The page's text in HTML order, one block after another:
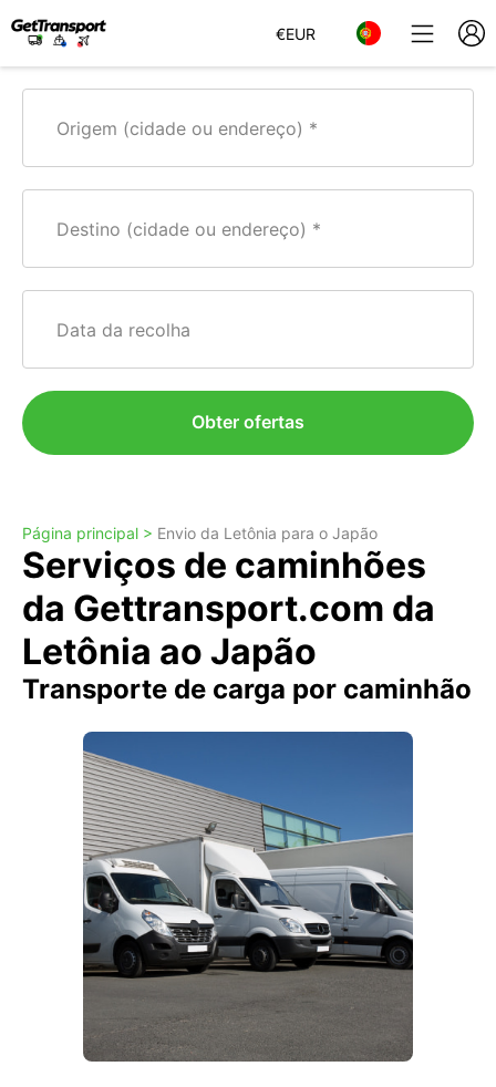
€EUR
Origem (cidade ou endereço)
Destino (cidade ou endereço)
Data da recolha
Obter ofertas
Página principal > Envio da Letônia para o Japão
Serviços de caminhões
da Gettransport.com da
Letônia ao Japão
Transporte de carga por caminhão